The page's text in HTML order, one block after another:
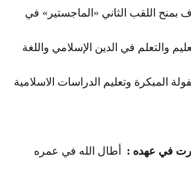
بمنح اللقب الثاني «الماجستير» في
والتعلم في الدين الإسلامي واللغة
المبكرة وتعليم الدراسات الاسلامية
في عهده : أطال الله في عمره